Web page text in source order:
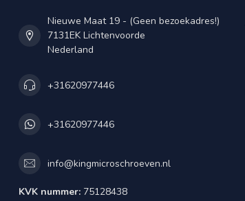
Nieuwe Maat 19 - (Geen bezoekadres!)
7131EK Lichtenvoorde
Nederland
+31620977446
+31620977446
info@kingmicroschroeven.nl
KVK nummer: 75128438